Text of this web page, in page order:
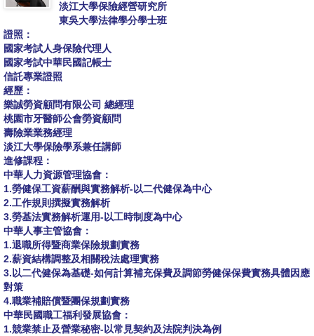
淡江大學保險經營研究所
東吳大學法律學分學士班
證照：
國家考試人身保險代理人
國家考試中華民國記帳士
信託專業證照
經歷：
樂誠勞資顧問有限公司 總經理
桃園市牙醫師公會勞資顧問
壽險業業務經理
淡江大學保險學系兼任講師
進修課程：
中華人力資源管理協會：
1.勞健保工資薪酬與實務解析-以二代健保為中心
2.工作規則撰擬實務解析
3.勞基法實務解析運用-以工時制度為中心
中華人事主管協會：
1.退職所得暨商業保險規劃實務
2.薪資結構調整及相關稅法處理實務
3.以二代健保為基礎-如何計算補充保費及調節勞健保保費實務具體因應
對策
4.職業補賠償暨團保規劃實務
中華民國職工福利發展協會：
1.競業禁止及營業秘密-以常見契約及法院判決為例